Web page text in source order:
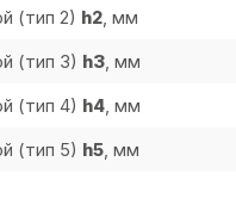
(тип 2) h2, мм
(тип 3) h3, мм
(тип 4) h4, мм
(тип 5) h5, мм